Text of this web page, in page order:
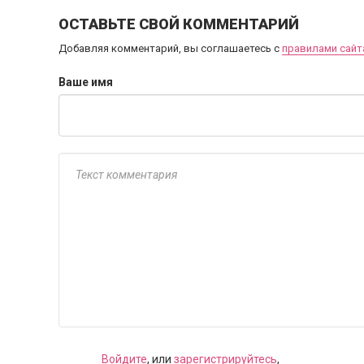
ОСТАВЬТЕ СВОЙ КОММЕНТАРИЙ
Добавляя комментарий, вы соглашаетесь с правилами
Ваше имя
Войдите, или зарегистрируйтесь,